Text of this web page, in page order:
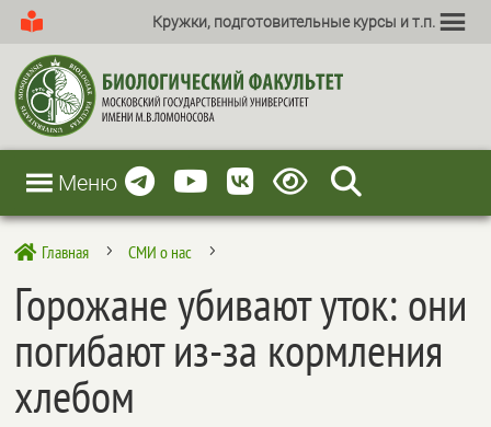
Кружки, подготовительные курсы и т.п.
Меню
 Главная 5 СМИ о нас 5
Горожане убивают уток: они
погибают из-за кормления
хлебом